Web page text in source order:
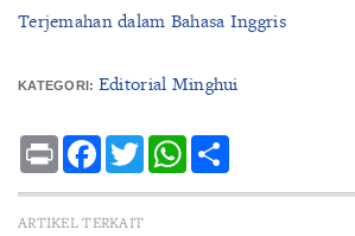
Terjemahan dalam Bahasa Inggris
KATEGORI: Editorial Minghui
Print Facebook
TwitterWhatsApp
ARTIKEL TERKAIT